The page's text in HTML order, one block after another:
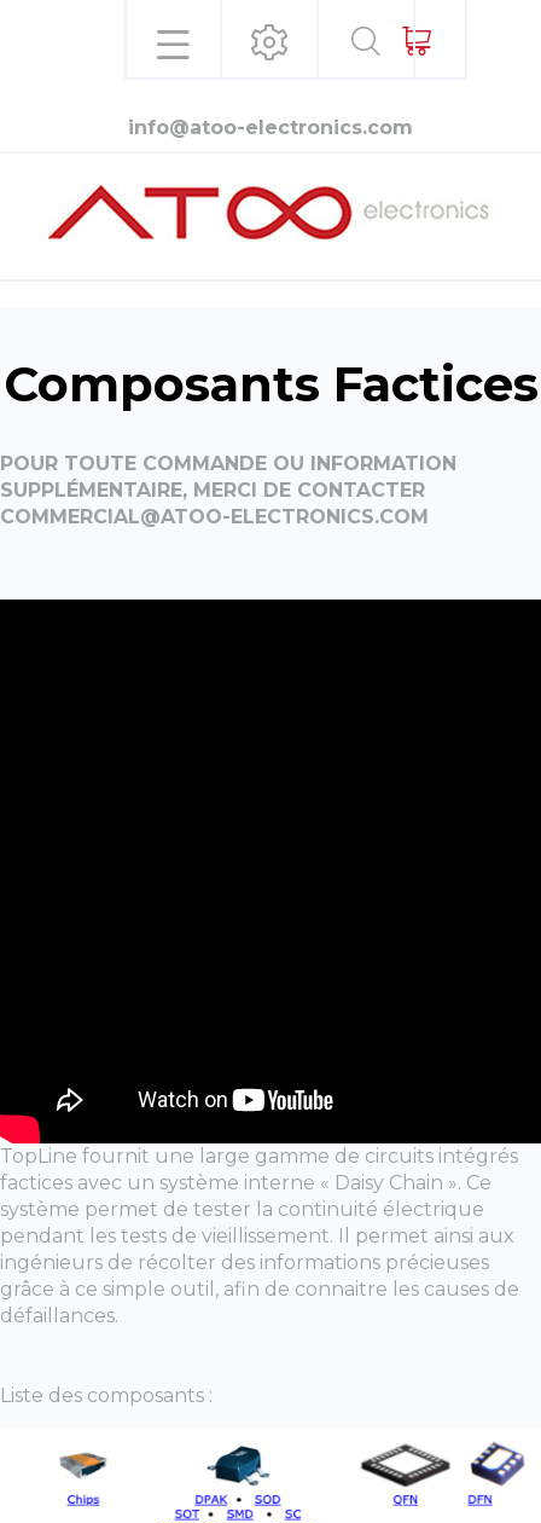
info@atoo-electronics.com
Composants Factices
POUR TOUTE COMMANDE OU INFORMATION
SUPPLÉMENTAIRE, MERCI DE CONTACTER
COMMERCIAL@ATOO-ELECTRONICS.COM
TopLine fournit une large gamme de circuits intégrés
factices avec un système interne « Daisy Chain ». Ce
système permet de tester la continuité électrique
pendant les tests de vieillissement. Il permet ainsi aux
ingénieurs de récolter des informations précieuses
grâce à ce simple outil, afin de connaitre les causes de
défaillances.
Liste des composants :